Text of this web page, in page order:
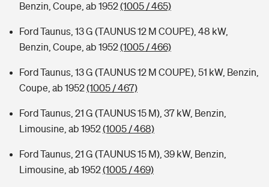
Benzin, Coupe, ab 1952(1005 / 465)
Ford Taunus, 13 G (TAUNUS 12 M COUPE), 48 kW,
Benzin, Coupe, ab 1952(1005 / 466)
Ford Taunus, 13 G (TAUNUS 12 M COUPE), 51 kW, Benzin,
Coupe, ab 1952(1005 / 467)
Ford Taunus, 21 G (TAUNUS 15 M), 37 kW, Benzin,
Limousine, ab 1952(1005 / 468)
Ford Taunus, 21 G (TAUNUS 15 M), 39 kW, Benzin,
Limousine, ab 1952(1005 / 469)